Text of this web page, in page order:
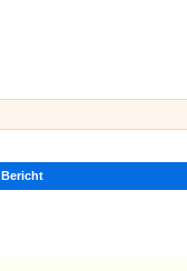
Bericht